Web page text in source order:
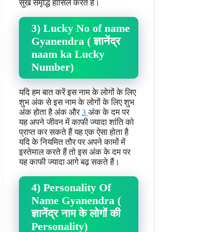
सुख समृद्धि हासिल करते हैं।
3) Lucky No of name
Gyanendra ( ज्ञानेंद्र
naam ka Lucky
Number)
यदि हम बात करें इस नाम के लोगों के लिए
शुभ अंक से इस नाम के लोगों के लिए शुभ
अंक होता है अंक और3 अंक के दम पर
यह अपने जीवन में काफी ज्यादा शांति को
प्राप्त कर सकते हैं यह एक ऐसा होता है
यदि के नियमित तौर पर अपने कामों में
इस्तेमाल करते हैं तो इस अंक के दम पर
यह काफी ज्यादा आगे बढ़ सकते हैं।
4) Personality Of
Name Gyanendra (
ज्ञानेंद्र नाम के लोगों की
Personality)